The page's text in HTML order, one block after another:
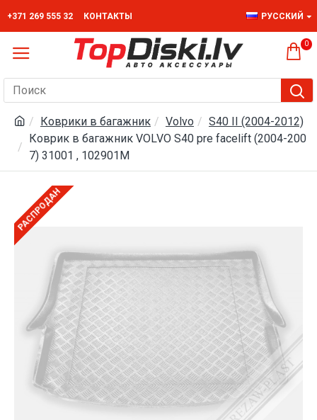
+371 269 555 32 КОНТАКТЫ РУССКИЙ
0
Коврики в багажник Volvo
S40 II (2004-2012)
Коврик в багажник VOLVO S40 pre facelift (2004-200
7) 31001 , 102901M
РАСПРОДАН